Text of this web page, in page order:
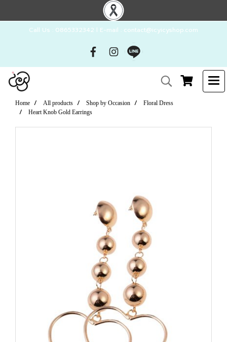
Call Us : 0865332342 l E-mail : contact@icyicyshop.com
Home All products Shop by Occasion
Floral Dress
Heart Knob Gold Earrings